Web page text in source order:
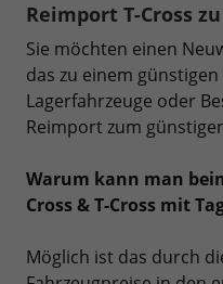
Reimport T-Cross
Sie möchten einen
das zu einem
Lagerfahrzeuge oder
Reimport zum
Warum kann man
Cross & T-Cross mit
Möglich ist das durch